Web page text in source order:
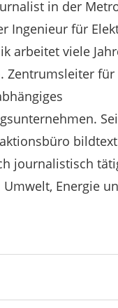
in der
Ingenieur für
arbeitet viele
Zentrumsleiter für
journalistisch
Energie